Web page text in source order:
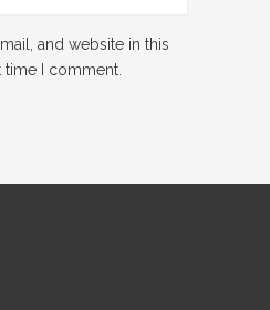
and website in this
I comment.